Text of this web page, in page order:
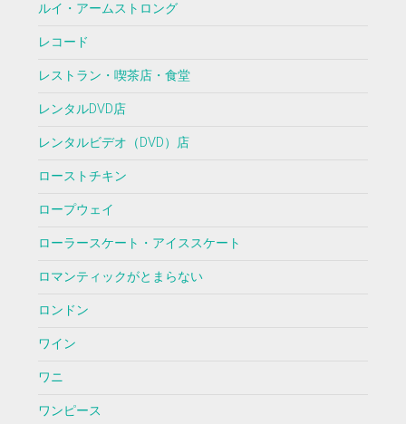
ルイ・アームストロング
レコード
レストラン・喫茶店・食堂
レンタルDVD店
レンタルビデオ（DVD）店
ローストチキン
ロープウェイ
ローラースケート・アイススケート
ロマンティックがとまらない
ロンドン
ワイン
ワニ
ワンピース